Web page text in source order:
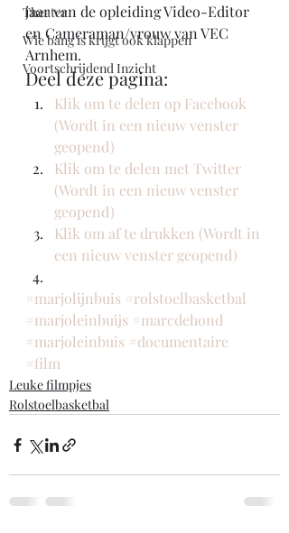
Theater
Wie bang is krijgt ook klappen
Voortschrijdend Inzicht
jaar van de opleiding Video-Editor
en Cameraman/vrouw van VEC
Arnhem.
Deel deze pagina:
Klik om te delen op Facebook
(Wordt in een nieuw venster
geopend)
Klik om te delen met Twitter
(Wordt in een nieuw venster
geopend)
Klik om af te drukken (Wordt in
een nieuw venster geopend)
#marjolijnbuis #rolstoelbasketbal
#marjoleinbuijs #marcdehond
#marjoleinbuis #documentaire
#film
Leuke filmpjes
Rolstoelbasketbal